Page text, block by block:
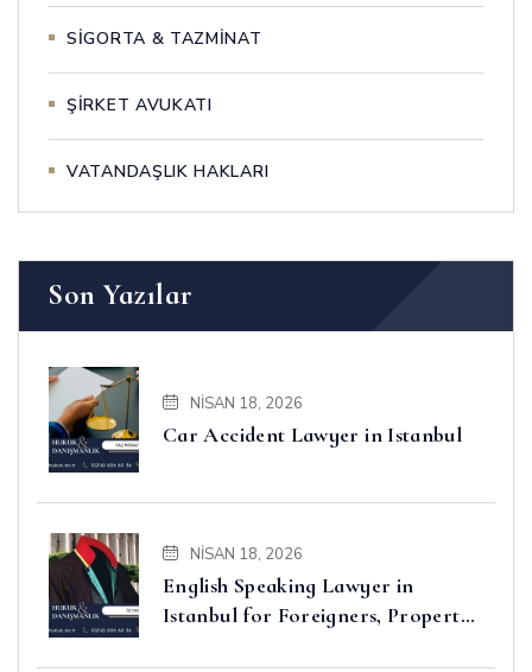
SİGORTA & TAZMİNAT
ŞİRKET AVUKATI
VATANDAŞLIK HAKLARI
Son Yazılar
NISAN 18, 2026
Car Accident Lawyer in Istanbul
NISAN 18, 2026
English Speaking Lawyer in
Istanbul for Foreigners, Property,